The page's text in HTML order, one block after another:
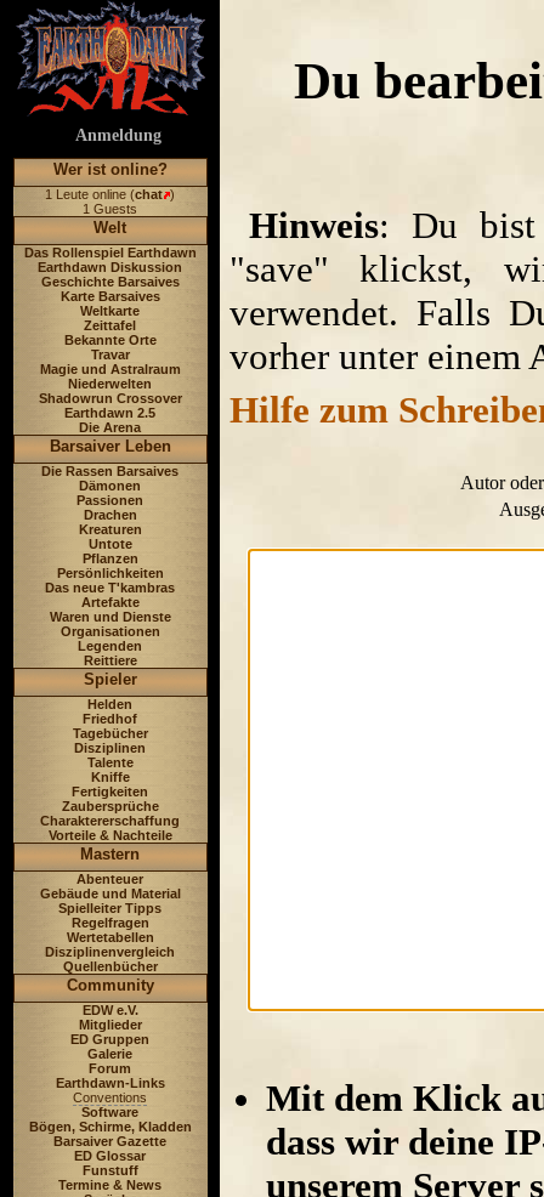
Anmeldung
Wer ist online?
1 Leute online (chat )
1 Guests
Welt
Das Rollenspiel Earthdawn
Earthdawn Diskussion
Geschichte Barsaives
Karte Barsaives
Weltkarte
Zeittafel
Bekannte Orte
Travar
Magie und Astralraum
Niederwelten
Shadowrun Crossover
Earthdawn 2.5
Die Arena
Barsaiver Leben
Die Rassen Barsaives
Dämonen
Passionen
Drachen
Kreaturen
Untote
Pflanzen
Persönlichkeiten
Das neue T'kambras
Artefakte
Waren und Dienste
Organisationen
Legenden
Reittiere
Spieler
Helden
Friedhof
Tagebücher
Disziplinen
Talente
Kniffe
Fertigkeiten
Zaubersprüche
Charaktererschaffung
Vorteile & Nachteile
Mastern
Abenteuer
Gebäude und Material
Spielleiter Tipps
Regelfragen
Wertetabellen
Disziplinenvergleich
Quellenbücher
Community
EDW e.V.
Mitglieder
ED Gruppen
Galerie
Forum
Earthdawn-Links
Conventions
Software
Bögen, Schirme, Kladden
Barsaiver Gazette
ED Glossar
Funstuff
Termine & News
Du
Hinweis: Du bist
"save" klickst,
verwendet. Falls
vorher unter einem
Hilfe zum
Autor
Mit dem Klick
dass wir deine
unserem Server